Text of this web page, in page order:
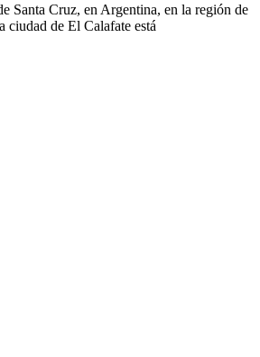
Santa Cruz, en Argentina, en la región de
ciudad de El Calafate está